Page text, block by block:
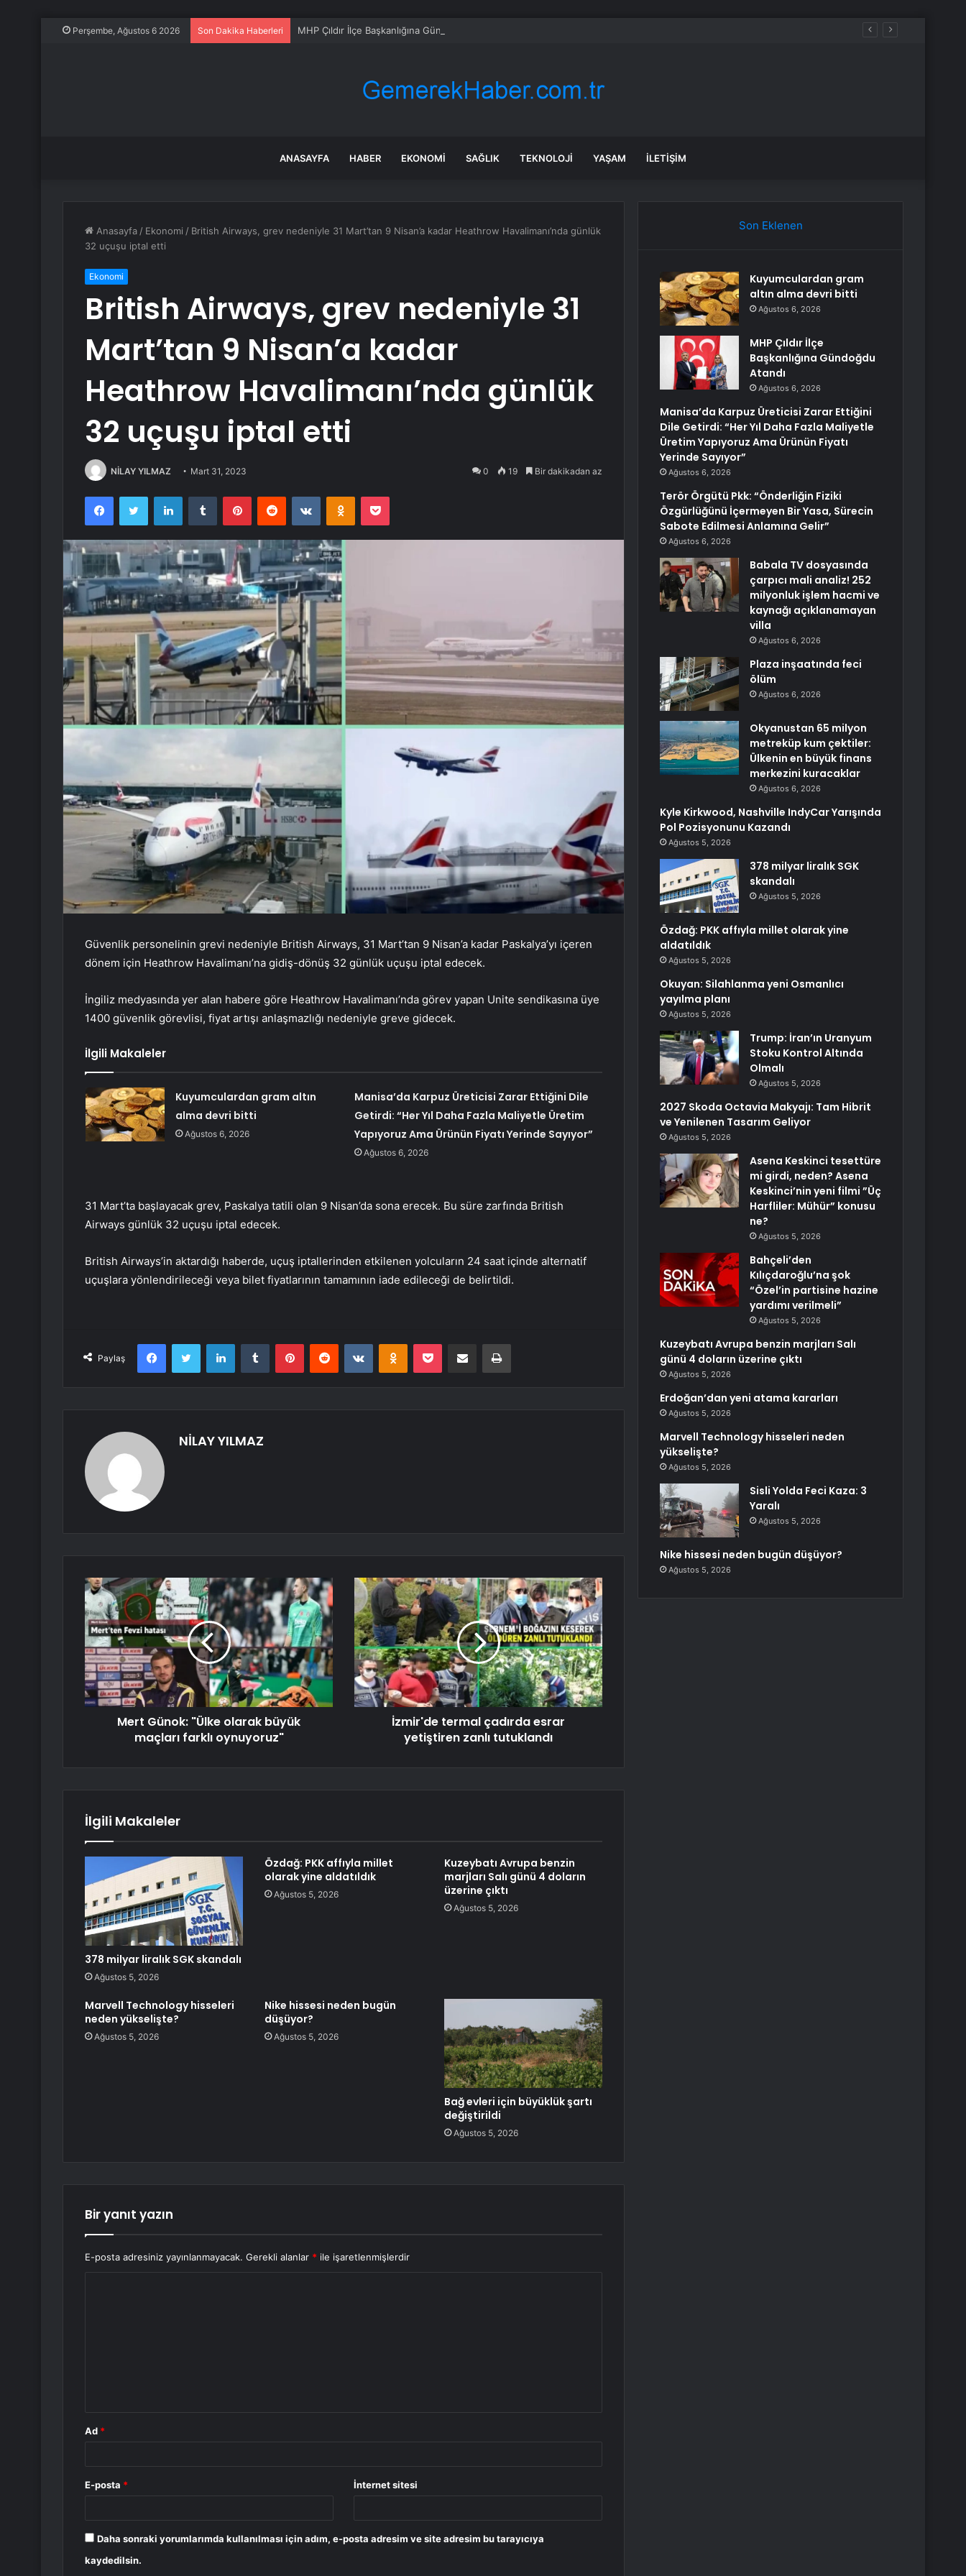
Perşembe, Ağustos 6 2026 Son Dakika Haberleri MHP Çıldır İlçe Başkanlığına Gündoğdu Atandı
ANASAYFA HABER EKONOMI SAĞLIK TEKNOLOJI YAŞAM İLETIŞIM
Anasayfa / Ekonomi / British Airways, grev nedeniyle 31 Mart’tan 9 Nisan’a kadar Heathrow Havalimanı’nda günlük
32 uçuşu iptal etti
Ekonomi
British Airways, grev nedeniyle 31
Mart’tan 9 Nisan’a kadar
Heathrow Havalimanı’nda günlük
32 uçuşu iptal etti
NİLAY YILMAZ Mart 31, 2023 0 19 Bir dakikadan az
FacebookTwitter LinkedInTumblr PinterestReddit VKontakteOdnoklassniki
Pocket
Güvenlik personelinin grevi nedeniyle British Airways, 31 Mart’tan 9 Nisan’a kadar Paskalya’yı içeren
dönem için Heathrow Havalimanı’na gidiş-dönüş 32 günlük uçuşu iptal edecek.
İngiliz medyasında yer alan habere göre Heathrow Havalimanı’nda görev yapan Unite sendikasına üye
1400 güvenlik görevlisi, fiyat artışı anlaşmazlığı nedeniyle greve gidecek.
İlgili Makaleler
Kuyumculardan gram altın
alma devri bitti
Ağustos 6, 2026
Manisa’da Karpuz Üreticisi Zarar Ettiğini Dile
Getirdi: “Her Yıl Daha Fazla Maliyetle Üretim
Yapıyoruz Ama Ürünün Fiyatı Yerinde Sayıyor”
Ağustos 6, 2026
31 Mart’ta başlayacak grev, Paskalya tatili olan 9 Nisan’da sona erecek. Bu süre zarfında British
Airways günlük 32 uçuşu iptal edecek.
British Airways’in aktardığı haberde, uçuş iptallerinden etkilenen yolcuların 24 saat içinde alternatif
uçuşlara yönlendirileceği veya bilet fiyatlarının tamamının iade edileceği de belirtildi.
Paylaş
FacebookTwitter LinkedInTumblr PinterestReddit VKontakteOdnoklassniki
Pocket E-Posta ile paylaş Yazdır
NİLAY YILMAZ
Mert Günok: "Ülke olarak büyük
maçları farklı oynuyoruz"
İzmir'de termal çadırda esrar
yetiştiren zanlı tutuklandı
İlgili Makaleler
378 milyar liralık SGK skandalı
Ağustos 5, 2026
Özdağ: PKK affıyla millet
olarak yine aldatıldık
Ağustos 5, 2026
Kuzeybatı Avrupa benzin
marjları Salı günü 4 doların
üzerine çıktı
Ağustos 5, 2026
Marvell Technology hisseleri
neden yükselişte?
Ağustos 5, 2026
Nike hissesi neden bugün
düşüyor?
Ağustos 5, 2026
Bağ evleri için büyüklük şartı
değiştirildi
Ağustos 5, 2026
Bir yanıt yazın
E-posta adresiniz yayınlanmayacak. Gerekli alanlar * ile işaretlenmişlerdir
Ad *
E-posta * İnternet sitesi
Daha sonraki yorumlarımda kullanılması için adım, e-posta adresim ve site adresim bu tarayıcıya
kaydedilsin.
Son Eklenen
Kuyumculardan gram
altın alma devri bitti
Ağustos 6, 2026
MHP Çıldır İlçe
Başkanlığına Gündoğdu
Atandı
Ağustos 6, 2026
Manisa’da Karpuz Üreticisi Zarar Ettiğini
Dile Getirdi: “Her Yıl Daha Fazla Maliyetle
Üretim Yapıyoruz Ama Ürünün Fiyatı
Yerinde Sayıyor”
Ağustos 6, 2026
Terör Örgütü Pkk: “Önderliğin Fiziki
Özgürlüğünü İçermeyen Bir Yasa, Sürecin
Sabote Edilmesi Anlamına Gelir”
Ağustos 6, 2026
Babala TV dosyasında
çarpıcı mali analiz! 252
milyonluk işlem hacmi ve
kaynağı açıklanamayan
villa
Ağustos 6, 2026
Plaza inşaatında feci
ölüm
Ağustos 6, 2026
Okyanustan 65 milyon
metreküp kum çektiler:
Ülkenin en büyük finans
merkezini kuracaklar
Ağustos 6, 2026
Kyle Kirkwood, Nashville IndyCar Yarışında
Pol Pozisyonunu Kazandı
Ağustos 5, 2026
378 milyar liralık SGK
skandalı
Ağustos 5, 2026
Özdağ: PKK affıyla millet olarak yine
aldatıldık
Ağustos 5, 2026
Okuyan: Silahlanma yeni Osmanlıcı
yayılma planı
Ağustos 5, 2026
Trump: İran’ın Uranyum
Stoku Kontrol Altında
Olmalı
Ağustos 5, 2026
2027 Skoda Octavia Makyajı: Tam Hibrit
ve Yenilenen Tasarım Geliyor
Ağustos 5, 2026
Asena Keskinci tesettüre
mi girdi, neden? Asena
Keskinci’nin yeni filmi ”Üç
Harfliler: Mühür” konusu
ne?
Ağustos 5, 2026
Bahçeli’den
Kılıçdaroğlu’na şok
“Özel’in partisine hazine
yardımı verilmeli”
Ağustos 5, 2026
Kuzeybatı Avrupa benzin marjları Salı
günü 4 doların üzerine çıktı
Ağustos 5, 2026
Erdoğan’dan yeni atama kararları
Ağustos 5, 2026
Marvell Technology hisseleri neden
yükselişte?
Ağustos 5, 2026
Sisli Yolda Feci Kaza: 3
Yaralı
Ağustos 5, 2026
Nike hissesi neden bugün düşüyor?
Ağustos 5, 2026